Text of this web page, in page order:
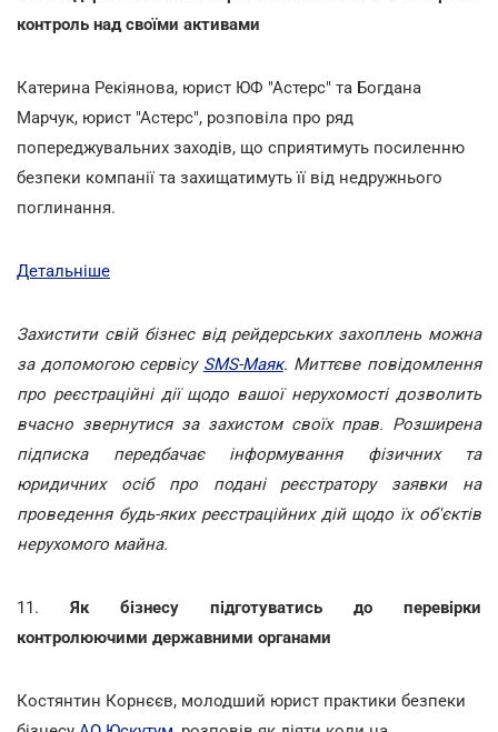
контроль над своїми активами
Катерина Рекіянова, юрист ЮФ "Астерс" та Богдана
Марчук, юрист "Астерс", розповіла про ряд
попереджувальних заходів, що сприятимуть посиленню
безпеки компанії та захищатимуть її від недружнього
поглинання.
Детальніше
Захистити свій бізнес від рейдерських захоплень можна
за допомогою сервісу SMS-Маяк. Миттєве повідомлення
про реєстраційні дії щодо вашої нерухомості дозволить
вчасно звернутися за захистом своїх прав. Розширена
підписка передбачає інформування фізичних та
юридичних осіб про подані реєстратору заявки на
проведення будь-яких реєстраційних дій щодо їх об'єктів
нерухомого майна.
11. Як бізнесу підготуватись до перевірки
контролюючими державними органами
Костянтин Корнєєв, молодший юрист практики безпеки